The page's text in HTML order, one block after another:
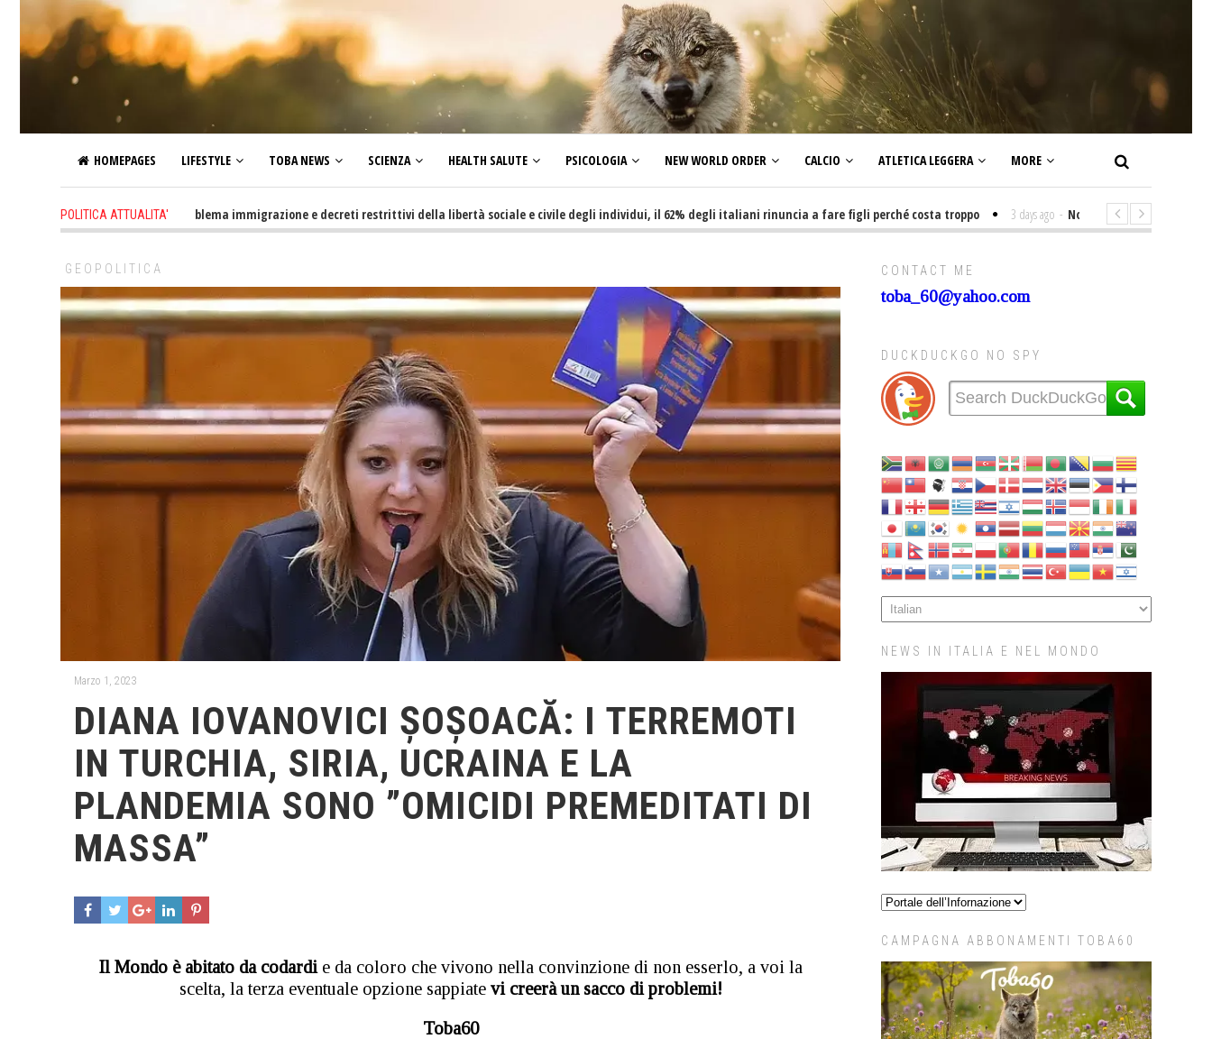
HOMEPAGES LIFESTYLE TOBA NEWS SCIENZA HEALTH SALUTE PSICOLOGIA NEW WORLD ORDER CALCIO ATLETICA LEGGERA MORE
POLITICA ATTUALITA'
1 day ago - Altro che problema immigrazione e decreti restrittivi della libertà sociale e civile degli individui, il 62% degli italiani rinuncia a fare figli perché costa troppo 3 days ago - Non mi interesso di politica
GEOPOLITICA
Marzo 1, 2023
DIANA IOVANOVICI ȘOȘOACĂ: I TERREMOTI
IN TURCHIA, SIRIA, UCRAINA E LA
PLANDEMIA SONO ”OMICIDI PREMEDITATI DI
MASSA”
Il Mondo è abitato da codardie da coloro che vivono nella convinzione di non esserlo, a voi la
scelta, la terza eventuale opzione sappiatevi creerà un sacco di problemi!
Toba60
CONTACT ME
toba_60@yahoo.com
DUCKDUCKGO NO SPY
NEWS IN ITALIA E NEL MONDO
CAMPAGNA ABBONAMENTI TOBA60